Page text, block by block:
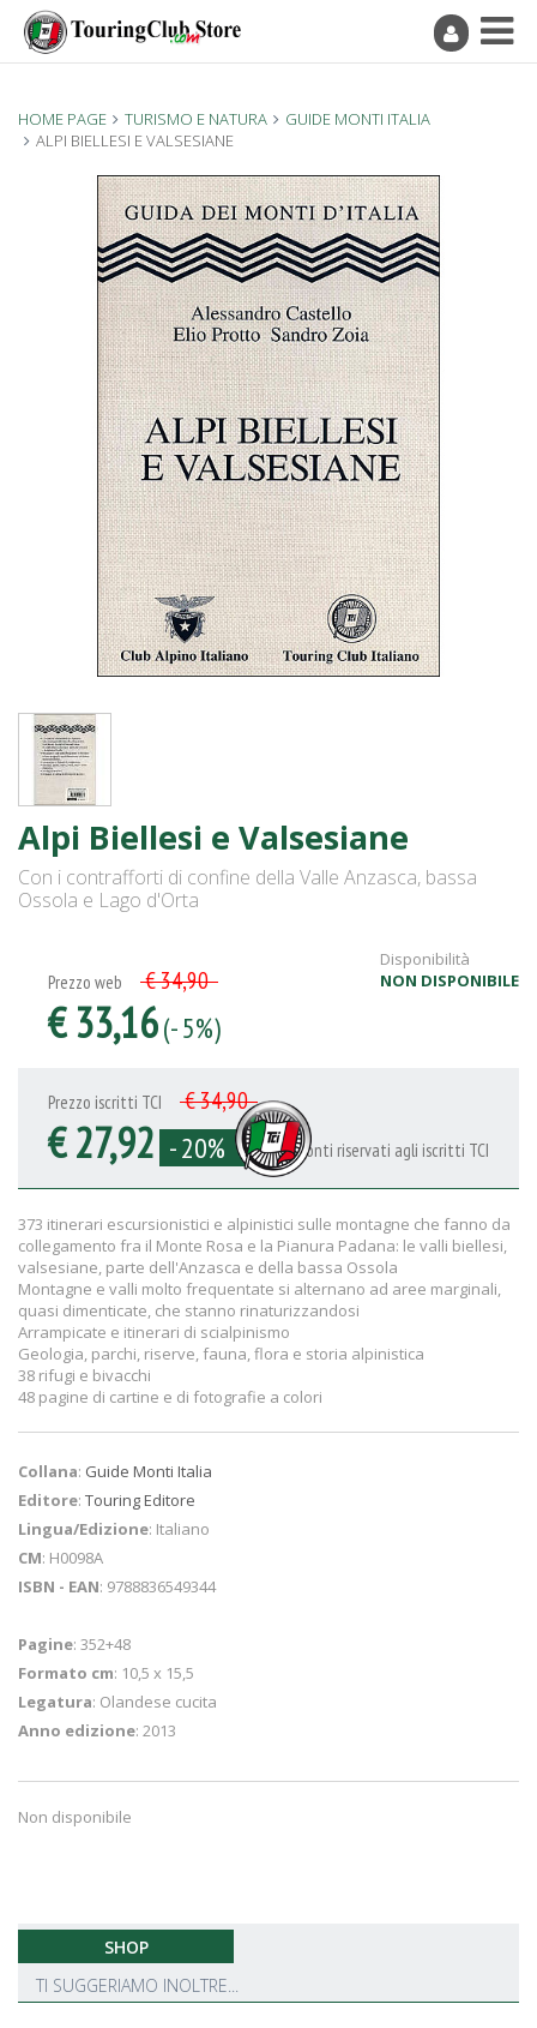
HOME PAGE TURISMO E NATURA
GUIDE MONTI ITALIA
ALPI BIELLESI E VALSESIANE
Alpi Biellesi e Valsesiane
Con i contrafforti di confine della Valle Anzasca, bassa
Ossola e Lago d'Orta
Disponibilità
NON DISPONIBILE
Prezzo web € 34,90
€ 33,16(- 5%)
Prezzo iscritti TCI € 34,90
€ 27,92 - 20% Sconti riservati agli iscritti TCI
373 itinerari escursionistici e alpinistici sulle montagne che fanno da
collegamento fra il Monte Rosa e la Pianura Padana: le valli biellesi,
valsesiane, parte dell'Anzasca e della bassa Ossola
Montagne e valli molto frequentate si alternano ad aree marginali,
quasi dimenticate, che stanno rinaturizzandosi
Arrampicate e itinerari di scialpinismo
Geologia, parchi, riserve, fauna, flora e storia alpinistica
38 rifugi e bivacchi
48 pagine di cartine e di fotografie a colori
Collana: Guide Monti Italia
Editore: Touring Editore
Lingua/Edizione: Italiano
CM: H0098A
ISBN - EAN: 9788836549344
Pagine: 352+48
Formato cm: 10,5 x 15,5
Legatura: Olandese cucita
Anno edizione: 2013
Non disponibile
SHOP
TI SUGGERIAMO INOLTRE...